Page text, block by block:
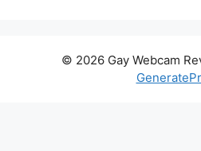
© 2026 Gay Webcam